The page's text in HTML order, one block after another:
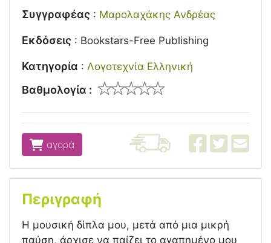
Συγγραφέας : Μαρολαχάκης Ανδρέας
Εκδόσεις : Bookstars-Free Publishing
Κατηγορία : Λογοτεχνία Ελληνική
Βαθμολογία :
αγορά
Περιγραφή
Η μουσική δίπλα μου, μετά από μια μικρή
παύση, άρχισε να παίζει το αγαπημένο μου